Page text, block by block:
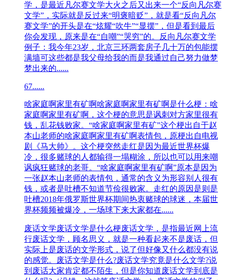
学，是最近凡尔赛文学大火之后又出来一个“反向凡尔赛
文学”，实际就是反过来“明褒暗贬”，就是看“反向凡尔
赛文学”的开头是在“炫耀“吹牛”“显摆”，但是看到最后
你会发现，原来是在“自嘲”“哭穷”的。反向凡尔赛文学
例子：我今年23岁，北京三环两套房子几十万的包能摆
满墙可这些都是我父母给我的而是我通过自己努力做梦
梦出来的......
67......
啥家庭啊家里有矿啊啥家庭啊家里有矿啊是什么梗：啥
家庭啊家里有矿啊，这个梗的意思是讽刺对方家里很有
钱，乱花钱败家。“啥家庭啊家里有矿”这个梗出自于赵
本山老师的啥家庭啊家里有矿啊表情包，原梗出自电视
剧《马大帅》。这个梗突然走红是因为最近世界杯爆
冷，很多赌球的人都输得一塌糊涂，所以也可以用来嘲
讽疯狂赌球的老哥。“啥家庭啊家里有矿啊”原本是因为
一张赵本山老师的表情包，通常的含义为形容别人很有
钱，或者是吐槽不知道节俭很败家。走红的原因是则是
吐槽2018年俄罗斯世界杯期间热衷赌球的球迷，本届世
界杯频频被爆冷，一场球下来大家都在......
废话文学废话文学是什么梗废话文学，是指最近网上流
行废话文学，顾名思义，就是一种看起来不是废话，但
实际上是废话的文学形式，说了但好像又什么都没有说
的感觉。废话文学是什么?废话文学究竟是什么文学?说
到废话大家肯定都不陌生，但是你知道废话文学到底是